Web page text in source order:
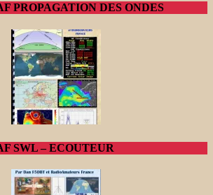
PROPAGATION DES ONDES
SWL – ECOUTEUR